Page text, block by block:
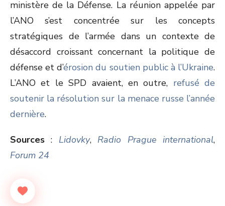
ministère de la Défense. La réunion appelée par
l’ANO s’est concentrée sur les concepts
stratégiques de l’armée dans un contexte de
désaccord croissant concernant la politique de
défense et d’érosion du soutien public à l’Ukraine.
L’ANO et le SPD avaient, en outre, refusé de
soutenir la résolution sur la menace russe l’année
dernière.
Sources : Lidovky, Radio Prague international,
Forum 24